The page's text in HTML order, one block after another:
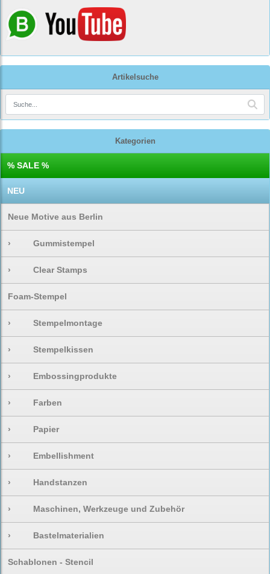
Artikelsuche
Kategorien
% SALE %
NEU
Neue Motive aus Berlin
› Gummistempel
› Clear Stamps
Foam-Stempel
› Stempelmontage
› Stempelkissen
› Embossingprodukte
› Farben
› Papier
› Embellishment
› Handstanzen
› Maschinen, Werkzeuge und Zubehör
› Bastelmaterialien
Schablonen - Stencil